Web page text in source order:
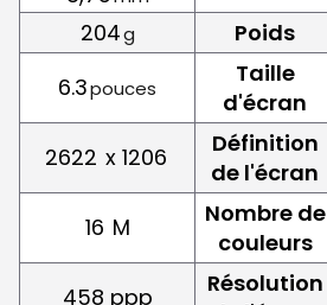
204g Poids
6.3pouces
Taille
d'écran
2622 x 1206
Définition
de l'écran
16 M
Nombre de
couleurs
458 ppp
Résolution